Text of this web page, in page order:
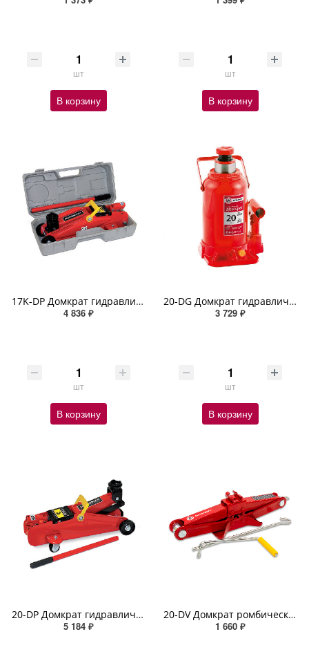
шт
В корзину
шт
В корзину
17K-DP Домкрат гидравлический AUTOPROFI, подкатной, 2 т., высота подъёма 305 мм., в кейсе
4 836 ₽
шт
В корзину
20-DG Домкрат гидравлический AUTOPROFI, бутылочный, 20 т., высота подъёма 440 мм
3 729 ₽
шт
В корзину
20-DP Домкрат гидравлический AUTOPROFI, подкатной, 2 т., высота подъёма 330 мм
5 184 ₽
20-DV Домкрат ромбический AUTOPROFI, механический, винтовой, 2 тонны, высота подъёма 120-413мм
1 660 ₽